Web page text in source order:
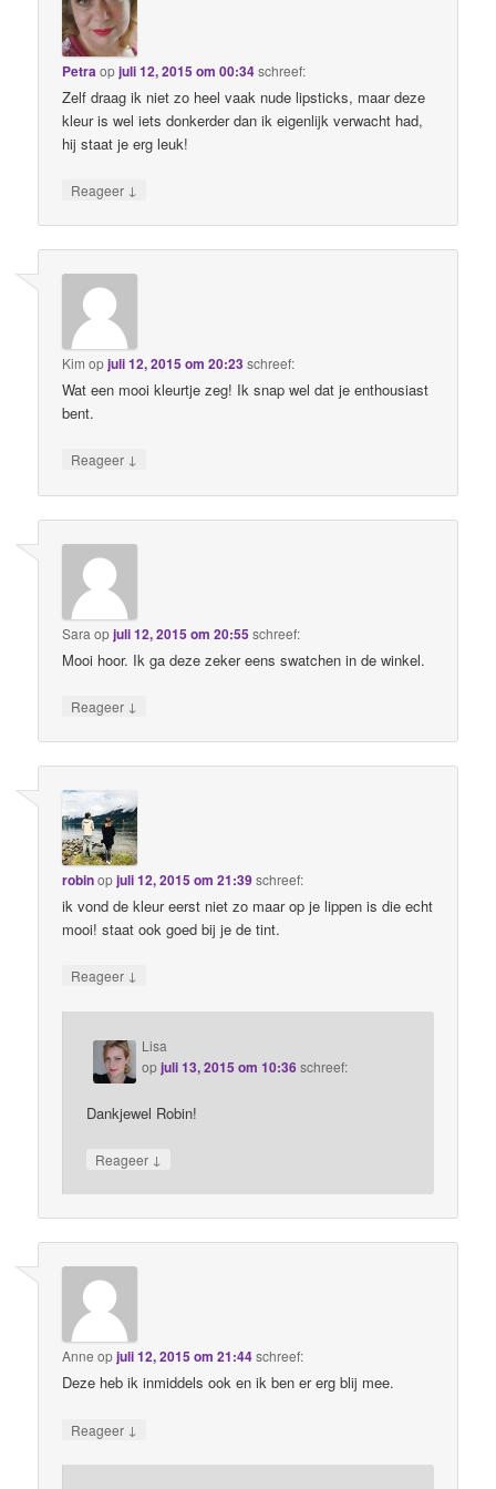
Petraopjuli 12, 2015 om 00:34schreef:
Zelf draag ik niet zo heel vaak nude lipsticks, maar deze
kleur is wel iets donkerder dan ik eigenlijk verwacht had,
hij staat je erg leuk!
Reageer ↓
Kim opjuli 12, 2015 om 20:23schreef:
Wat een mooi kleurtje zeg! Ik snap wel dat je enthousiast
bent.
Reageer ↓
Sara opjuli 12, 2015 om 20:55 schreef:
Mooi hoor. Ik ga deze zeker eens swatchen in de winkel.
Reageer ↓
robinopjuli 12, 2015 om 21:39schreef:
ik vond de kleur eerst niet zo maar op je lippen is die echt
mooi! staat ook goed bij je de tint.
Reageer ↓
Lisa
opjuli 13, 2015 om 10:36schreef:
Dankjewel Robin!
Reageer ↓
Anne opjuli 12, 2015 om 21:44schreef:
Deze heb ik inmiddels ook en ik ben er erg blij mee.
Reageer ↓